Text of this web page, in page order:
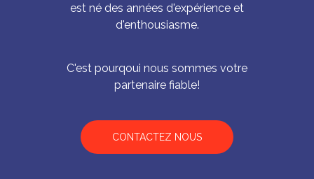
est né des années d'expérience et
d'enthousiasme.
C'est pourqoui nous sommes votre
partenaire fiable!
CONTACTEZ NOUS